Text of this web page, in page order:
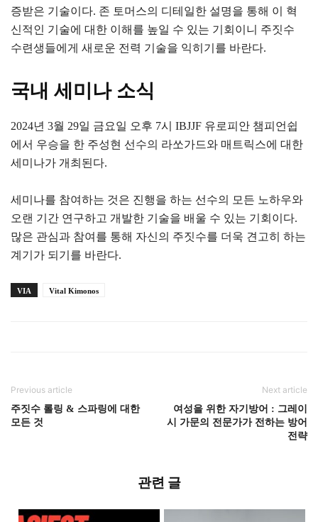
증받은 기술이다. 존 토머스의 디테일한 설명을 통해 이 혁
신적인 기술에 대한 이해를 높일 수 있는 기회이니 주짓수
수련생들에게 새로운 전력 기술을 익히기를 바란다.
국내 세미나 소식
2024년 3월 29일 금요일 오후 7시 IBJJF 유로피안 챔피언쉽
에서 우승을 한 주성현 선수의 라쏘가드와 매트릭스에 대한
세미나가 개최된다.
세미나를 참여하는 것은 진행을 하는 선수의 모든 노하우와
오랜 기간 연구하고 개발한 기술을 배울 수 있는 기회이다.
많은 관심과 참여를 통해 자신의 주짓수를 더욱 견고히 하는
계기가 되기를 바란다.
VIA Vital Kimonos
Previous article
주짓수 롤링 & 스파링에 대한
모든 것
Next article
여성을 위한 자기방어 : 그레이
시 가문의 전문가가 전하는 방어
전략
관련 글